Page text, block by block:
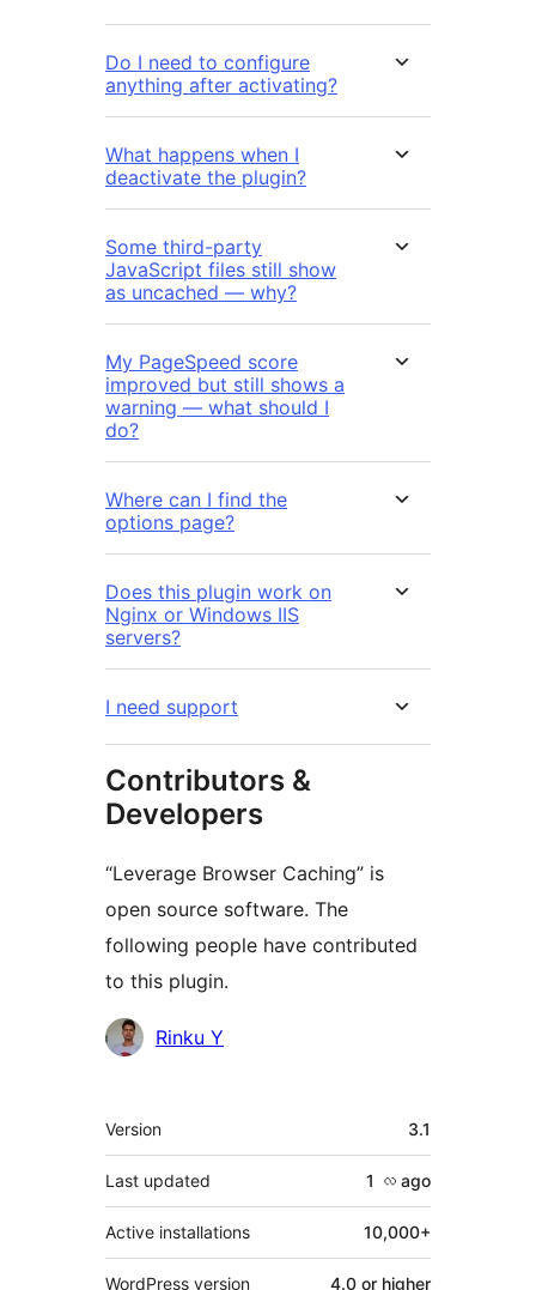
Do I need to configure
anything after activating?
What happens when I
deactivate the plugin?
Some third-party
JavaScript files still show
as uncached — why?
My PageSpeed score
improved but still shows a
warning — what should I
do?
Where can I find the
options page?
Does this plugin work on
Nginx or Windows IIS
servers?
I need support
Contributors &
Developers
“Leverage Browser Caching” is
open source software. The
following people have contributed
to this plugin.
Contributors
Rinku Y
Meta
Version 3.1
Last updated 1 လ ago
Active installations 10,000+
WordPress version 4.0 or higher